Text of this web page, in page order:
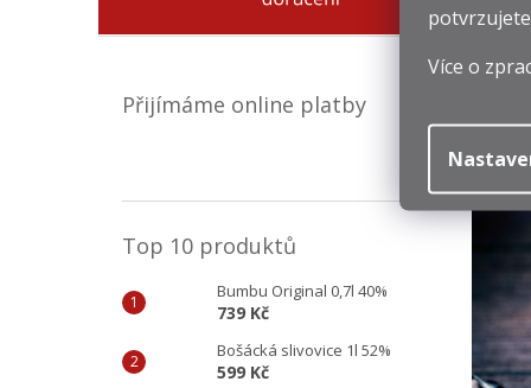
Více o
Přijímáme online platby
Top 10 produktů
Bumbu Original 0,7l 40%
739 Kč
Bošácká slivovice 1l 52%
599 Kč